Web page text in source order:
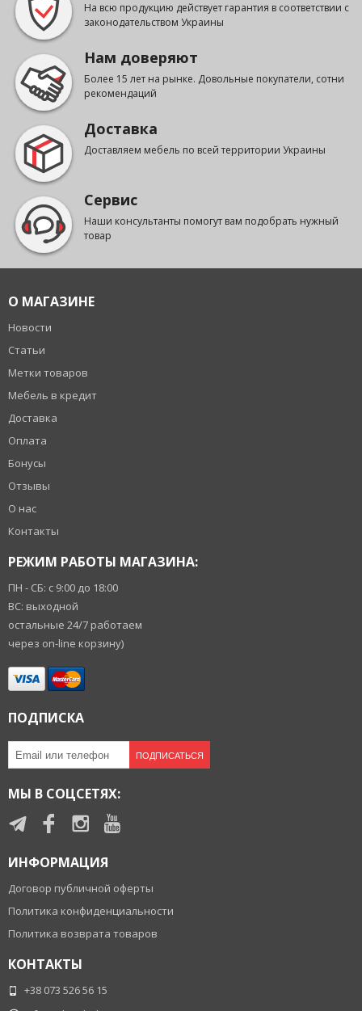
На всю продукцию действует гарантия в соответствии с
законодательством Украины
Нам доверяют
Более 15 лет на рынке. Довольные покупатели, сотни
рекомендаций
Доставка
Доставляем мебель по всей территории Украины
Сервис
Наши консультанты помогут вам подобрать нужный
товар
О МАГАЗИНЕ
Новости
Статьи
Метки товаров
Мебель в кредит
Доставка
Оплата
Бонусы
Отзывы
О нас
Контакты
РЕЖИМ РАБОТЫ МАГАЗИНА:
ПН - СБ: с 9:00 до 18:00
ВС: выходной
остальные 24/7 работаем
через on-line корзину)
ПОДПИСКА
ПОДПИСАТЬСЯ
МЫ В СОЦСЕТЯХ:
ИНФОРМАЦИЯ
Договор публичной оферты
Политика конфиденциальности
Политика возврата товаров
КОНТАКТЫ
+38 073 526 56 15